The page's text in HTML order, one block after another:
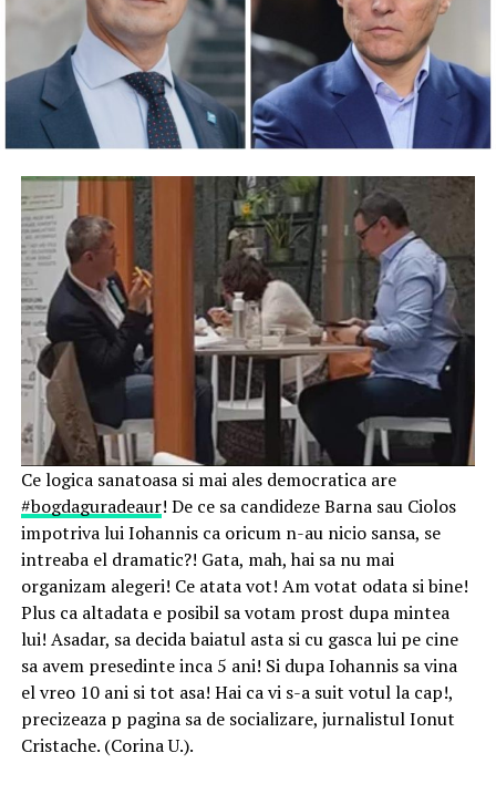
Ce logica sanatoasa si mai ales democratica are
#bogdaguradeaur! De ce sa candideze Barna sau Ciolos
impotriva lui Iohannis ca oricum n-au nicio sansa, se
intreaba el dramatic?! Gata, mah, hai sa nu mai
organizam alegeri! Ce atata vot! Am votat odata si bine!
Plus ca altadata e posibil sa votam prost dupa mintea
lui! Asadar, sa decida baiatul asta si cu gasca lui pe cine
sa avem presedinte inca 5 ani! Si dupa Iohannis sa vina
el vreo 10 ani si tot asa! Hai ca vi s-a suit votul la cap!,
precizeaza p pagina sa de socializare, jurnalistul Ionut
Cristache. (Corina U.).